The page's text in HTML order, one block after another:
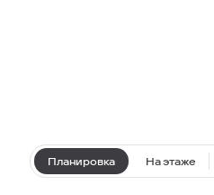
Планировка На этаже